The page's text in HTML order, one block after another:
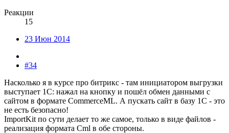
Реакции
15
23 Июн 2014
#34
Насколько я в курсе про битрикс - там инициатором выгрузки
выступает 1С: нажал на кнопку и пошёл обмен данными с
сайтом в формате CommerceML. А пускать сайт в базу 1С - это
не есть безопасно!
ImportKit по сути делает то же самое, только в виде файлов -
реализация формата Cml в обе стороны.